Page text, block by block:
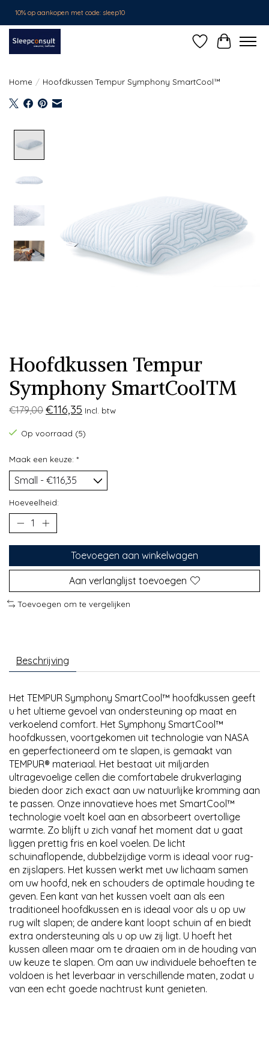
10% op aankopen met code: sleep10
Verlanglijst
Home / Hoofdkussen Tempur Symphony SmartCool™
Hoofdkussen Tempur
Symphony SmartCool™
€179,00 €116,35 Incl. btw
Op voorraad (5)
Maak een keuze: *
Hoeveelheid:
Toevoegen aan winkelwagen
Aan verlanglijst toevoegen
Toevoegen om te vergelijken
Beschrijving
Het TEMPUR Symphony SmartCool™ hoofdkussen geeft
u het ultieme gevoel van ondersteuning op maat en
verkoelend comfort. Het Symphony SmartCool™
hoofdkussen, voortgekomen uit technologie van NASA
en geperfectioneerd om te slapen, is gemaakt van
TEMPUR® materiaal. Het bestaat uit miljarden
ultragevoelige cellen die comfortabele drukverlaging
bieden door zich exact aan uw natuurlijke kromming aan
te passen. Onze innovatieve hoes met SmartCool™
technologie voelt koel aan en absorbeert overtollige
warmte. Zo blijft u zich vanaf het moment dat u gaat
liggen prettig fris en koel voelen. De licht
schuinaflopende, dubbelzijdige vorm is ideaal voor rug-
en zijslapers. Het kussen werkt met uw lichaam samen
om uw hoofd, nek en schouders de optimale houding te
geven. Een kant van het kussen voelt aan als een
traditioneel hoofdkussen en is ideaal voor als u op uw
rug wilt slapen; de andere kant loopt schuin af en biedt
extra ondersteuning als u op uw zij ligt. U hoeft het
kussen alleen maar om te draaien om in de houding van
uw keuze te slapen. Om aan uw individuele behoeften te
voldoen is het leverbaar in verschillende maten, zodat u
van een echt goede nachtrust kunt genieten.